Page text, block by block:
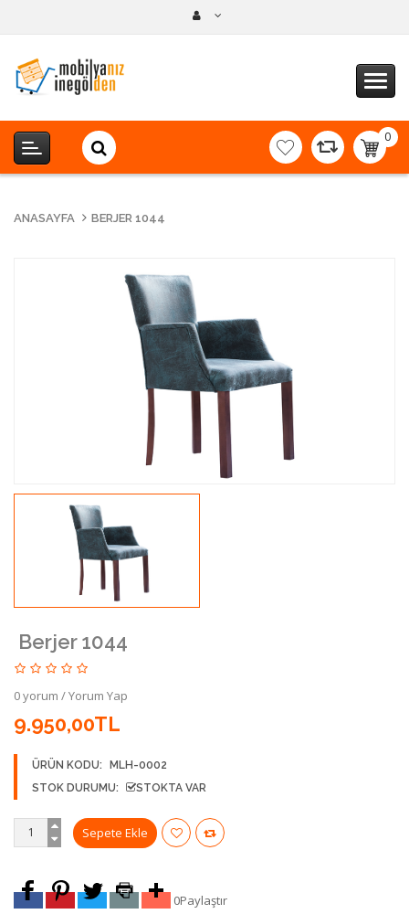
0
-
ANASAYFA BERJER 1044
Berjer 1044
0 yorum /Yorum Yap
9.950,00TL
ÜRÜN KODU:
MLH-0002
STOK DURUMU:
STOKTA VAR
0Paylaştır